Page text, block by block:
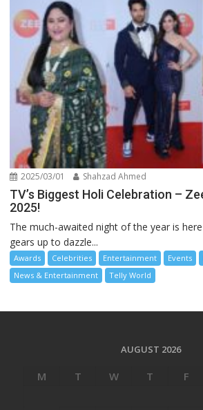
2025/03/01 Shahzad Ahmed
TV’s Biggest Holi Celebration –
2025!
The much-awaited night of the year is
gears up to dazzle...
Awards Celebrities Entertainment Events
News & Entertainment
Telly World
AUGUST 2026
M T W T F